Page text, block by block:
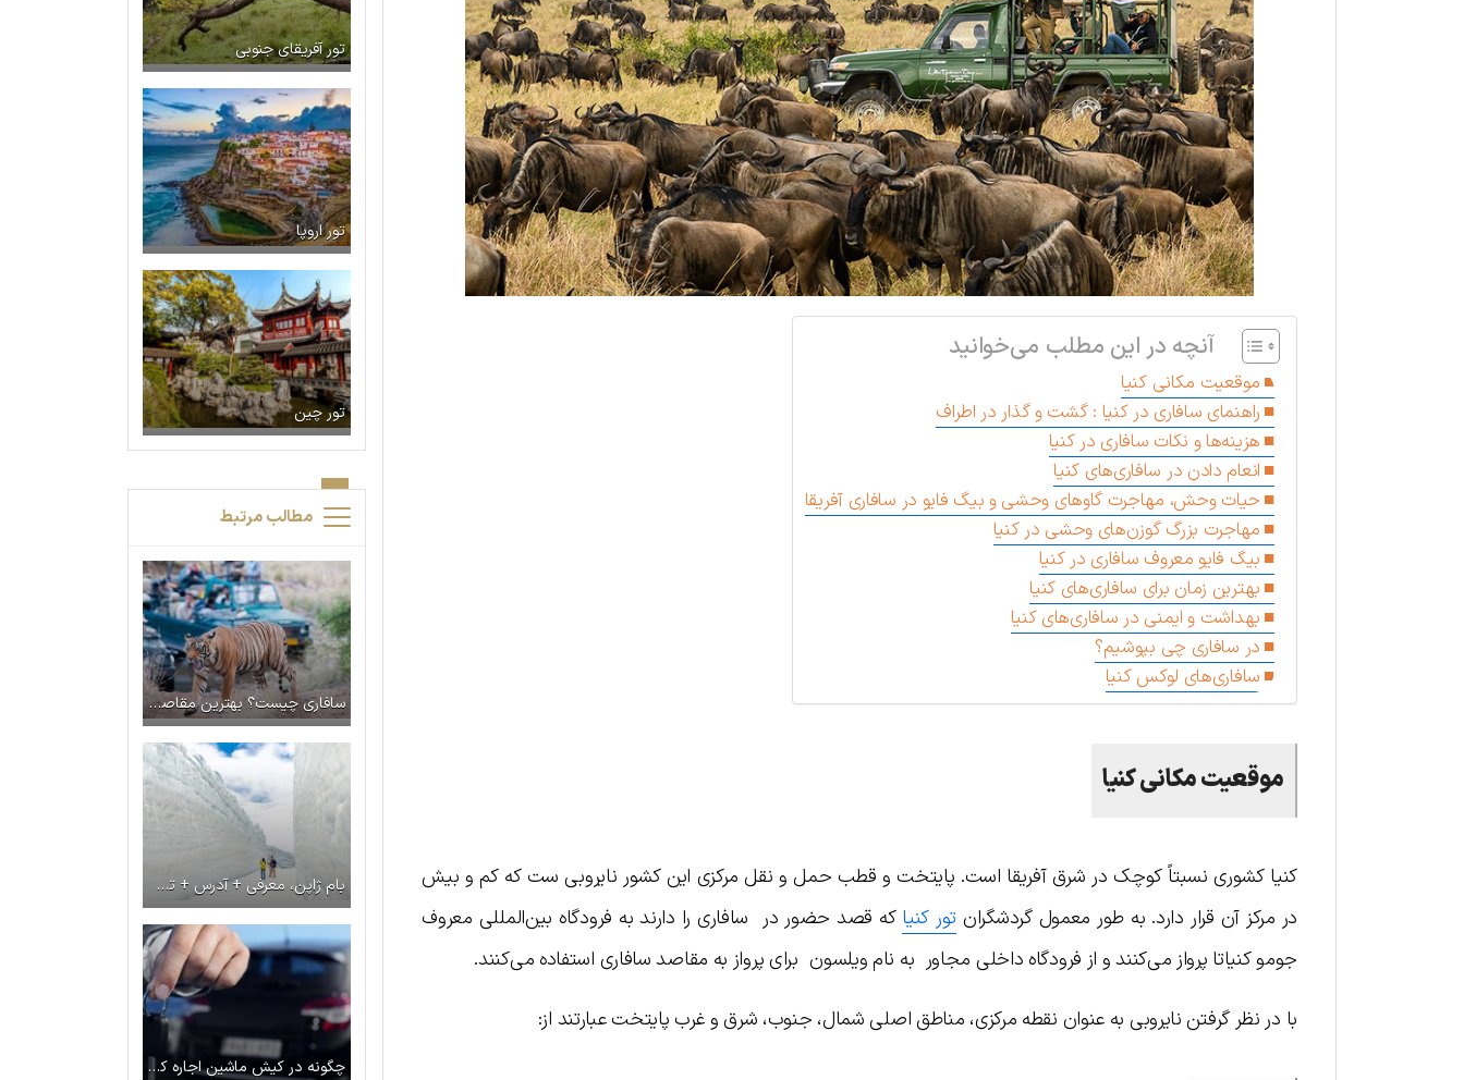
آنچه در این مطلب می‌خوانید
موقعیت مکانی کنیا
راهنمای سافاری در کنیا : گشت و گذار در اطراف
هزینه‌ها و نکات سافاری در کنیا
انعام دادن در سافاری‌های کنیا
حیات وحش، مهاجرت گاوهای وحشی و بیگ فایو در سافاری آفریقا
مهاجرت بزرگ گوزن‌های وحشی در کنیا
بیگ فایو معروف سافاری در کنیا
بهترین زمان برای سافاری‌های کنیا
بهداشت و ایمنی در سافاری‌های کنیا
در سافاری چی بپوشیم؟
سافاری‌های لوکس کنیا
موقعیت مکانی کنیا
کنیا کشوری نسبتاً کوچک در شرق آفریقا است. پایتخت و قطب حمل و نقل مرکزی این کشور نایروبی ست که کم و بیش
در مرکز آن قرار دارد. به طور معمول گردشگران تور کنیا که قصد حضور در سافاری را دارند به فرودگاه بین‌المللی معروف
جومو کنیاتا پرواز می‌کنند و از فرودگاه داخلی مجاور به نام ویلسون برای پرواز به مقاصد سافاری استفاده می‌کنند.
با در نظر گرفتن نایروبی به عنوان نقطه مرکزی، مناطق اصلی شمال، جنوب، شرق و غرب پایتخت عبارتند از:
تور آفریقای جنوبی
تور اروپا
تور چین
مطالب مرتبط
سافاری چیست؟ بهترین مقاصد سافاری داخلی و خارجی کدامند؟
بام ژاپن، معرفی + آدرس + تصاویر
چگونه در کیش ماشین اجاره کنیم؟